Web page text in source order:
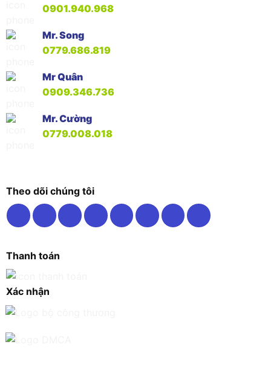
0901.940.968
Mr. Song
0779.686.819
Mr Quân
0909.346.736
Mr. Cường
0779.008.018
Theo dõi chúng tôi
Thanh toán
Xác nhận